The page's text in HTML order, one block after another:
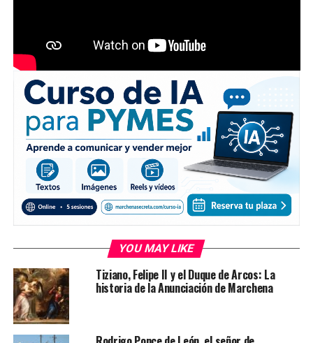
YOU MAY LIKE
Tiziano, Felipe II y el Duque de Arcos: La
historia de la Anunciación de Marchena